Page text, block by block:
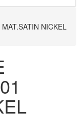
NICKEL